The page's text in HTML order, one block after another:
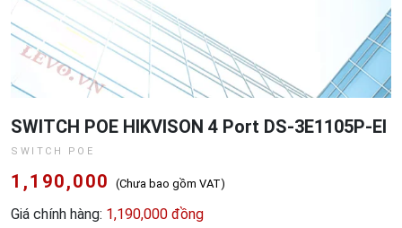
SWITCH POE HIKVISON 4 Port DS-3E1105P-EI
SWITCH POE
1,190,000 (Chưa bao gồm VAT)
Giá chính hàng: 1,190,000 đồng